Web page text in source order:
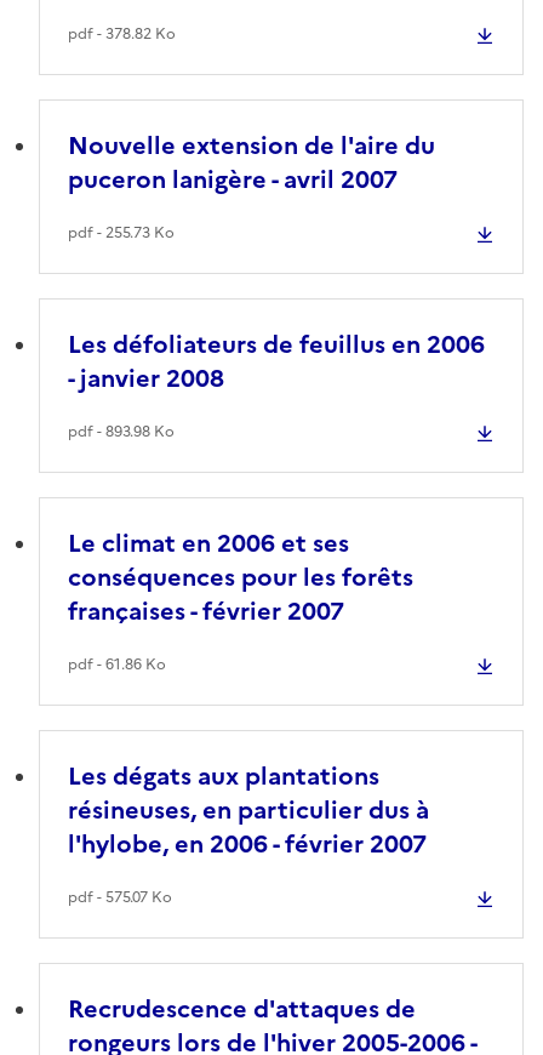
pdf - 378.82 Ko
Nouvelle extension de l'aire du
puceron lanigère - avril 2007
pdf - 255.73 Ko
Les défoliateurs de feuillus en 2006
- janvier 2008
pdf - 893.98 Ko
Le climat en 2006 et ses
conséquences pour les forêts
françaises - février 2007
pdf - 61.86 Ko
Les dégats aux plantations
résineuses, en particulier dus à
l'hylobe, en 2006 - février 2007
pdf - 575.07 Ko
Recrudescence d'attaques de
rongeurs lors de l'hiver 2005-2006 -